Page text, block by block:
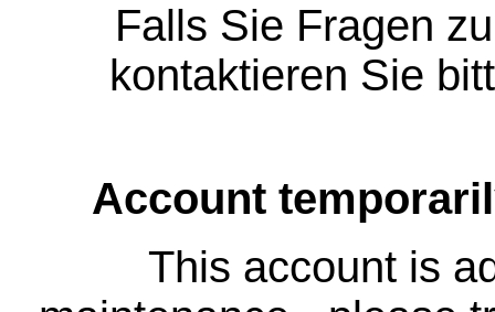
Falls Sie Fragen
kontaktieren Sie
Account
This account is